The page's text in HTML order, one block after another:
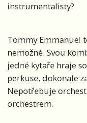
instrumentalisty?
Tommy Emmanuel
nemožné. Svou
jedné kytaře hraje
perkuse, dokonale
Nepotřebuje
orchestrem.